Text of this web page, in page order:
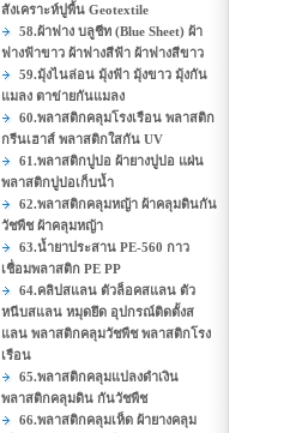
สังเคราะห์ปูพื้น Geotextile
58.ผ้าฟาง บลูชีท (Blue Sheet) ผ้า
ฟางฟ้าขาว ผ้าฟางสีฟ้า ผ้าฟางสีขาว
59.มุ้งไนล่อน มุ้งฟ้า มุ้งขาว มุ้งกัน
แมลง ตาข่ายกันแมลง
60.พลาสติกคลุมโรงเรือน พลาสติก
กรีนเฮาส์ พลาสติกใสกัน UV
61.พลาสติกปูบ่อ ผ้ายางปูบ่อ แผ่น
พลาสติกปูบ่อเก็บน้ำ
62.พลาสติกคลุมหญ้า ผ้าคลุมดินกัน
วัชพืช ผ้าคลุมหญ้า
63.น้ำยาประสาน PE-560 กาว
เชื่อมพลาสติก PE PP
64.คลิปสแลน ตัวล็อคสแลน ตัว
หนีบสแลน หมุดยึด อุปกรณ์ติดตั้งส
แลน พลาสติกคลุมวัชพืช พลาสติกโรง
เรือน
65.พลาสติกคลุมแปลงดำเงิน
พลาสติกคลุมดิน กันวัชพืช
66.พลาสติกคลุมเห็ด ผ้ายางคลุม